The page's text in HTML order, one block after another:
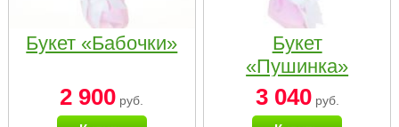
Букет «Бабочки»
2 900 руб.
Букет
«Пушинка»
3 040руб.